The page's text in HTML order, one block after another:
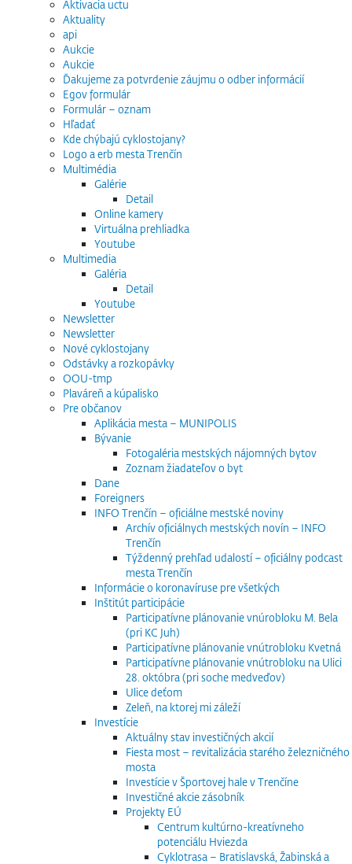
Aktivacia uctu
Aktuality
api
Aukcie
Aukcie
Ďakujeme za potvrdenie záujmu o odber informácií
Egov formulár
Formulár – oznam
Hľadať
Kde chýbajú cyklostojany?
Logo a erb mesta Trenčín
Multimédia
Galérie
Detail
Online kamery
Virtuálna prehliadka
Youtube
Multimedia
Galéria
Detail
Youtube
Newsletter
Newsletter
Nové cyklostojany
Odstávky a rozkopávky
OOU-tmp
Plaváreň a kúpalisko
Pre občanov
Aplikácia mesta – MUNIPOLIS
Bývanie
Fotogaléria mestských nájomných bytov
Zoznam žiadateľov o byt
Dane
Foreigners
INFO Trenčín – oficiálne mestské noviny
Archív oficiálnych mestských novín – INFO
Trenčín
Týždenný prehľad udalostí – oficiálny podcast
mesta Trenčín
Informácie o koronavíruse pre všetkých
Inštitút participácie
Participatívne plánovanie vnúrobloku M. Bela
(pri KC Juh)
Participatívne plánovanie vnútrobloku Kvetná
Participatívne plánovanie vnútrobloku na Ulici
28. októbra (pri soche medveďov)
Ulice deťom
Zeleň, na ktorej mi záleží
Investície
Aktuálny stav investičných akcií
Fiesta most – revitalizácia starého železničného
mosta
Investície v Športovej hale v Trenčíne
Investičné akcie zásobník
Projekty EÚ
Centrum kultúrno-kreatívneho
potenciálu Hviezda
Cyklotrasa – Bratislavská, Žabinská a